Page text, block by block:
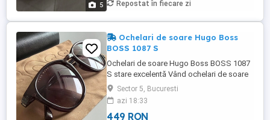
5 Repostat în fiecare zi
Ochelari de soare Hugo Boss
BOSS 1087 S
Ochelari de soare Hugo Boss BOSS 1087
S stare excelentă Vând ochelari de soare
originali Hugo Boss, model BOSS 1087 S,
culoare negru gri. Purtați de doar 2-3 ori,
fără zgârieturi sau defecte. Dimensiune:
51-20-145 Se vând împreună cu toc și
Sector 5, Bucuresti
azi 18:33
449 RON